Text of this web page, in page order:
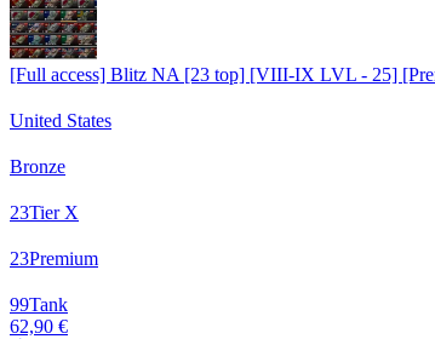
[Full access] Blitz NA [23 top] [VIII-IX LVL - 25]
United States
Bronze
23Tier X
23Premium
99Tank
62,90 €